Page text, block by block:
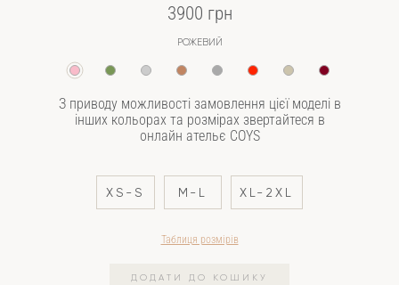
3900 грн
РОЖЕВИЙ
З приводу можливості замовлення цієї моделі в
інших кольорах та розмірах звертайтеся в
онлайн ательє COYS
XS-S M-L XL-2XL
Таблиця розмірів
ДОДАТИ ДО КОШИКУ